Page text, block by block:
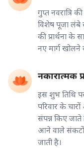
गुप्त नवरात्रि
विशेष पूजा लंबे
की प्रार्थना
नए मार्ग खोलने
नकारात्मक
इस शुभ तिथि
परिवार के
संपन्न किए
आने वाले संकटों
जाती है।